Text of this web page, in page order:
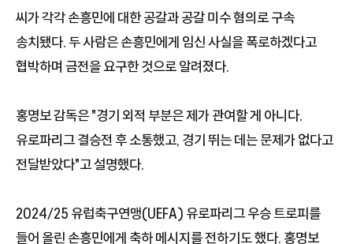
씨가 각각 손흥민에 대한 공갈과 공갈 미수 혐의로 구속
송치됐다. 두 사람은 손흥민에게 임신 사실을 폭로하겠다고
협박하며 금전을 요구한 것으로 알려졌다.
홍명보 감독은 "경기 외적 부분은 제가 관여할 게 아니다.
유로파리그 결승전 후 소통했고, 경기 뛰는 데는 문제가 없다고
전달받았다"고 설명했다.
2024/25 유럽축구연맹(UEFA) 유로파리그 우승 트로피를
들어 올린 손흥민에게 축하 메시지를 전하기도 했다. 홍명보